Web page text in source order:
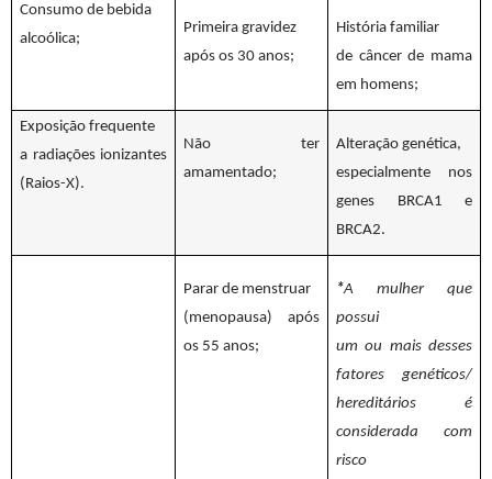
Consumo de bebida
alcoólica;
Primeira gravidez
após os 30 anos;
História familiar
de câncer de mama
em homens;
Exposição frequente
a radiações ionizantes
(Raios-X).
Não ter
amamentado;
Alteração genética,
especialmente nos
genes BRCA1 e
BRCA2.
Parar de menstruar
(menopausa) após
os 55 anos;
*A mulher que
possui
um ou mais desses
fatores genéticos/
hereditários é
considerada com
risco